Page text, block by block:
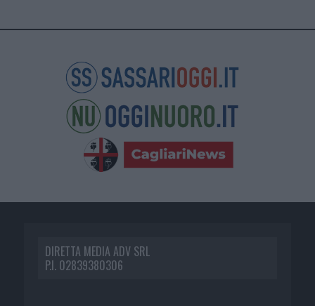
DIRETTA MEDIA ADV SRL
P.I. 02839380306